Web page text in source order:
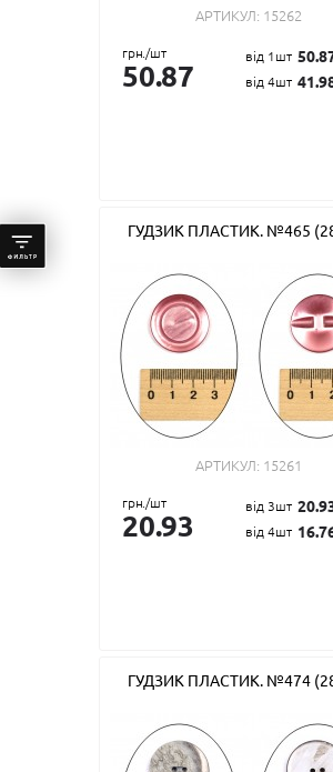
АРТИКУЛ: 15262
грн./шт
50.87
від 1шт
від 4шт
ГУДЗИК ПЛАСТИК. №465
АРТИКУЛ: 15261
грн./шт
20.93
від 3шт
від 4шт
ГУДЗИК ПЛАСТИК. №474